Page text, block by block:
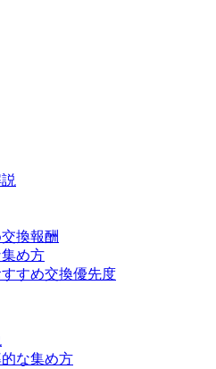
換報酬
め方
すめ交換優先度
な集め方